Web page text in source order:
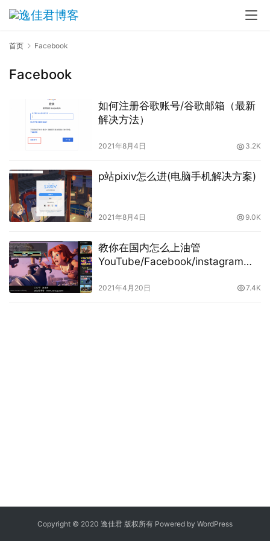
首页 Facebook
Facebook
如何注册谷歌账号/谷歌邮箱（最新
解决方法）
2021年8月4日 3.2K
p站pixiv怎么进(电脑手机解决方案)
2021年8月4日 9.0K
教你在国内怎么上油管
YouTube/Facebook/instagram等
2021年4月20日 7.4K
Copyright © 2020 逸佳君 版权所有 Powered by WordPress